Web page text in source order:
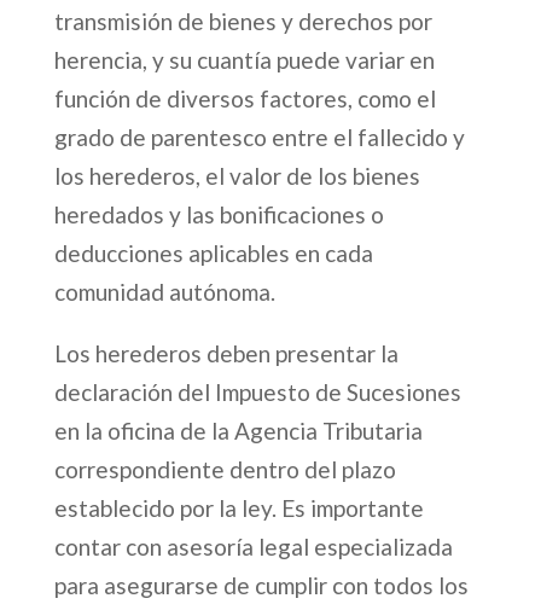
transmisión de bienes y derechos por
herencia, y su cuantía puede variar en
función de diversos factores, como el
grado de parentesco entre el fallecido y
los herederos, el valor de los bienes
heredados y las bonificaciones o
deducciones aplicables en cada
comunidad autónoma.
Los herederos deben presentar la
declaración del Impuesto de Sucesiones
en la oficina de la Agencia Tributaria
correspondiente dentro del plazo
establecido por la ley. Es importante
contar con asesoría legal especializada
para asegurarse de cumplir con todos los